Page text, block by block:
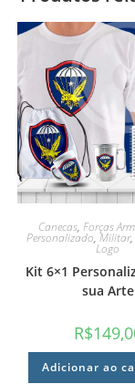
Canecas,Forças
Personalizado, Militar,
Logo
Kit 6×1
sua Arte
R$
Adicionar ao